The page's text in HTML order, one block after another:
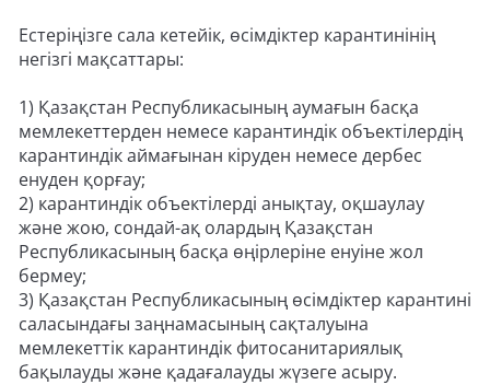
Естеріңізге сала кетейік, өсімдіктер карантинінің
негізгі мақсаттары:
1) Қазақстан Республикасының аумағын басқа
мемлекеттерден немесе карантиндік объектілердің
карантиндік аймағынан кіруден немесе дербес
енуден қорғау;
2) карантиндік объектілерді анықтау, оқшаулау
және жою, сондай-ақ олардың Қазақстан
Республикасының басқа өңірлеріне енуіне жол
бермеу;
3) Қазақстан Республикасының өсімдіктер карантині
саласындағы заңнамасының сақталуына
мемлекеттік карантиндік фитосанитариялық
бақылауды және қадағалауды жүзеге асыру.